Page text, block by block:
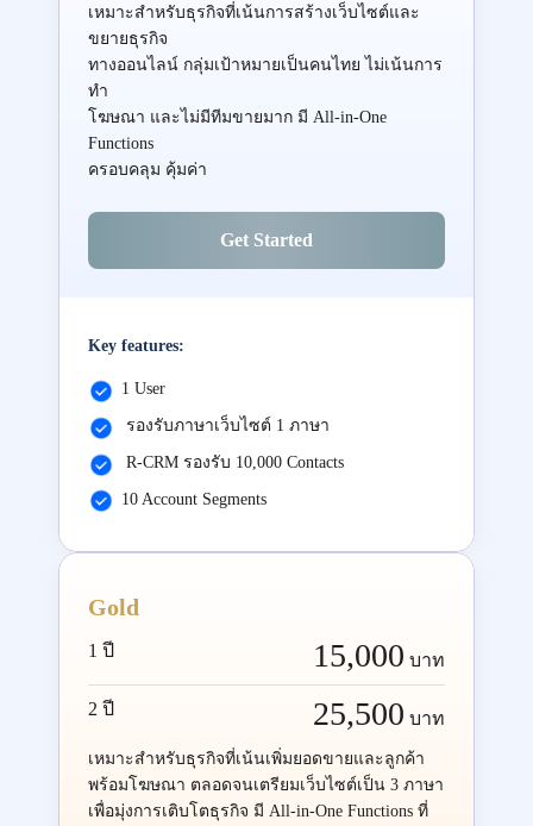
เหมาะสำหรับธุรกิจที่เน้นการสร้างเว็บไซต์และ
ขยายธุรกิจ
ทางออนไลน์ กลุ่มเป้าหมายเป็นคนไทย ไม่เน้นการ
ทำ
โฆษณา และไม่มีทีมขายมาก มี All-in-One
Functions
ครอบคลุม คุ้มค่า
Get Started
Key features:
1 User
รองรับภาษาเว็บไซต์ 1 ภาษา
R-CRM รองรับ 10,000 Contacts
10 Account Segments
Gold
1 ปี 15,000 บาท
2 ปี 25,500 บาท
เหมาะสำหรับธุรกิจที่เน้นเพิ่มยอดขายและลูกค้า
พร้อมโฆษณา ตลอดจนเตรียมเว็บไซต์เป็น 3 ภาษา
เพื่อมุ่งการเติบโตธุรกิจ มี All-in-One Functions ที่